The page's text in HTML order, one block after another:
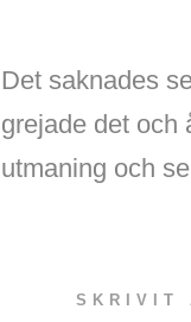
Det saknades
grejade det och
utmaning och
SKRIVIT